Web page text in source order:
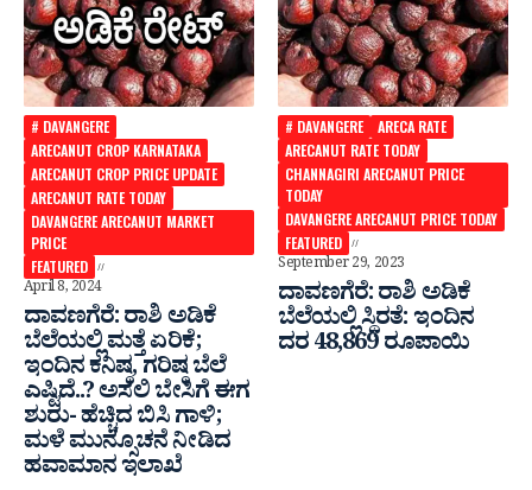
# DAVANGERE
ARECANUT CROP KARNATAKA
ARECANUT CROP PRICE UPDATE
ARECANUT RATE TODAY
DAVANGERE ARECANUT MARKET
PRICE
FEATURED
April 8, 2024
ದಾವಣಗೆರೆ: ರಾಶಿ ಅಡಿಕೆ
ಬೆಲೆಯಲ್ಲಿ ಮತ್ತೆ ಏರಿಕೆ;
ಇಂದಿನ ಕನಿಷ್ಠ, ಗರಿಷ್ಠ ಬೆಲೆ
ಎಷ್ಟಿದೆ..? ಅಸಲಿ ಬೇಸಿಗೆ ಈಗ
ಶುರು- ಹೆಚ್ಚಿದ ಬಿಸಿ ಗಾಳಿ;
ಮಳೆ ಮುನ್ಸೂಚನೆ ನೀಡಿದ
ಹವಾಮಾನ ಇಲಾಖೆ
# DAVANGERE
ARECA RATE
ARECANUT RATE TODAY
CHANNAGIRI ARECANUT PRICE
TODAY
DAVANGERE ARECANUT PRICE TODAY
FEATURED
September 29, 2023
ದಾವಣಗೆರೆ: ರಾಶಿ ಅಡಿಕೆ
ಬೆಲೆಯಲ್ಲಿ ಸ್ಥಿರತೆ:‌ ಇಂದಿನ
ದರ 48,869 ರೂಪಾಯಿ